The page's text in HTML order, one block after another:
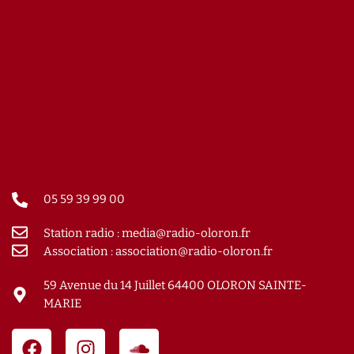
05 59 39 99 00
Station radio : media@radio-oloron.fr
Association : association@radio-oloron.fr
59 Avenue du 14 Juillet 64400 OLORON SAINTE-
MARIE